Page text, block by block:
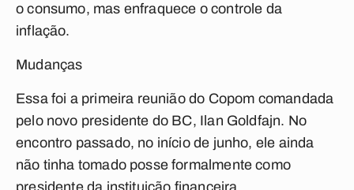
o consumo, mas enfraquece o controle da
inflação.
Mudanças
Essa foi a primeira reunião do Copom comandada
pelo novo presidente do BC, Ilan Goldfajn. No
encontro passado, no início de junho, ele ainda
não tinha tomado posse formalmente como
presidente da instituição financeira.